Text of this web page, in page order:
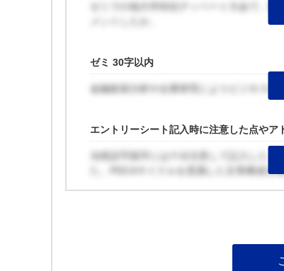
ゼミでの他大学対抗ディベート大会で、
ゼミ 30字以内
金融政策分析や企業研究によりビジネスの
エントリーシート記入時に注意した点やア
当然誤字脱字には十分注意して記入した
た。PDCAサイクルを意識した文章構成を